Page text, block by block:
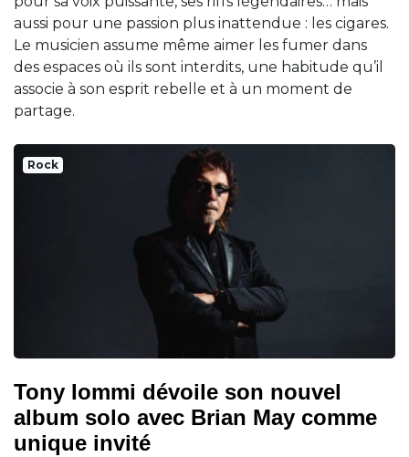
aussi pour une passion plus inattendue : les cigares.
Le musicien assume même aimer les fumer dans
des espaces où ils sont interdits, une habitude qu’il
associe à son esprit rebelle et à un moment de
partage.
Rock
Tony Iommi dévoile son nouvel
album solo avec Brian May comme
unique invité